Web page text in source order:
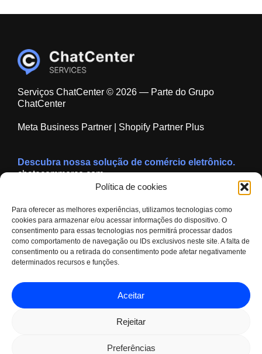
Polí­tica de cookies
Para oferecer as melhores experiências, utilizamos tecnologias como
cookies para armazenar e/ou acessar informações do dispositivo. O
consentimento para essas tecnologias nos permitirá processar dados
como comportamento de navegação ou IDs exclusivos neste site. A falta de
consentimento ou a retirada do consentimento pode afetar negativamente
determinados recursos e funções.
Aceitar
Rejeitar
Preferências
Serviços ChatCenter © 2026 — Parte do Grupo
ChatCenter
Meta Business Partner | Shopify Partner Plus
Descubra nossa solução de comércio eletrônico.
chatecommerce.com
© 2026 Chat Center Network
Termos de Uso
Cookies